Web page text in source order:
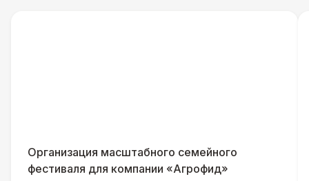
Организация масштабного семейного
фестиваля для компании «Агрофид»